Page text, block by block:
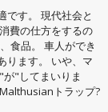
です。 現代社会と
費の仕方をするの
食品。 車人ができ
ります。 いや、マ
"してまいりま
トラップ?